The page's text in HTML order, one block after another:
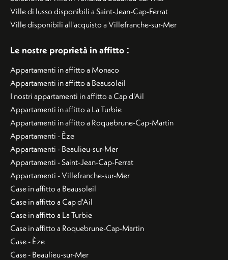
Ville di lusso disponibili a Saint-Jean-Cap-Ferrat
Ville disponibili all'acquisto a Villefranche-sur-Mer
Le nostre proprietà in affitto :
Appartamenti in affitto a Monaco
Appartamenti in affitto a Beausoleil
I nostri appartamenti in affitto a Cap d'Ail
Appartamenti in affitto a La Turbie
Appartamenti in affitto a Roquebrune-Cap-Martin
Appartamenti - Èze
Appartamenti - Beaulieu-sur-Mer
Appartamenti - Saint-Jean-Cap-Ferrat
Appartamenti - Villefranche-sur-Mer
Case in affitto a Beausoleil
Case in affitto a Cap d'Ail
Case in affitto a La Turbie
Case in affitto a Roquebrune-Cap-Martin
Case - Èze
Case - Beaulieu-sur-Mer